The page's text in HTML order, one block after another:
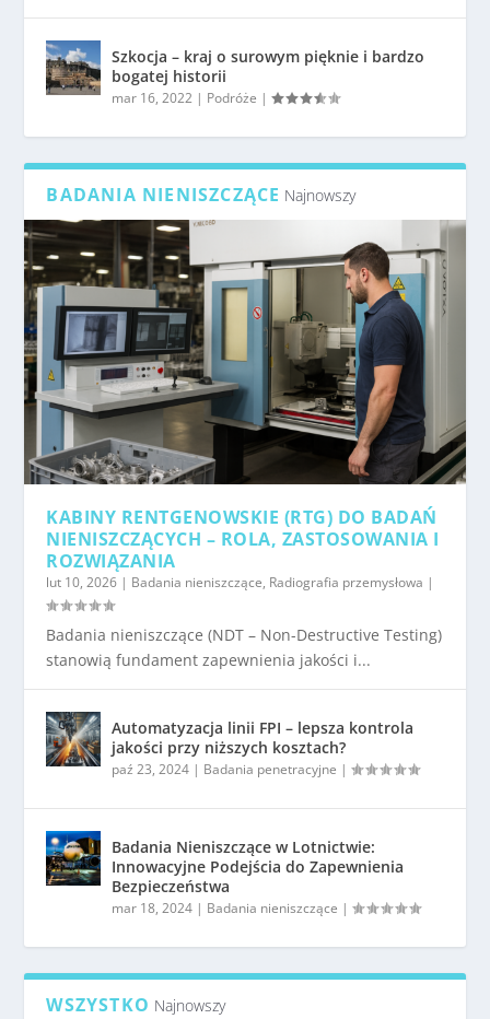
Szkocja – kraj o surowym pięknie i bardzo
bogatej historii
mar 16, 2022 | Podróże |
BADANIA NIENISZCZĄCE Najnowszy
KABINY RENTGENOWSKIE (RTG) DO BADAŃ
NIENISZCZĄCYCH – ROLA, ZASTOSOWANIA I
ROZWIĄZANIA
lut 10, 2026 | Badania nieniszczące, Radiografia przemysłowa |
Badania nieniszczące (NDT – Non-Destructive Testing)
stanowią fundament zapewnienia jakości i...
Automatyzacja linii FPI – lepsza kontrola
jakości przy niższych kosztach?
paź 23, 2024 | Badania penetracyjne |
Badania Nieniszczące w Lotnictwie:
Innowacyjne Podejścia do Zapewnienia
Bezpieczeństwa
mar 18, 2024 | Badania nieniszczące |
WSZYSTKO Najnowszy